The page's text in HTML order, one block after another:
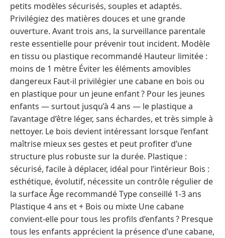
petits modèles sécurisés, souples et adaptés.
Privilégiez des matières douces et une grande
ouverture. Avant trois ans, la surveillance parentale
reste essentielle pour prévenir tout incident. Modèle
en tissu ou plastique recommandé Hauteur limitée :
moins de 1 mètre Éviter les éléments amovibles
dangereux Faut-il privilégier une cabane en bois ou
en plastique pour un jeune enfant ? Pour les jeunes
enfants — surtout jusqu’à 4 ans — le plastique a
l’avantage d’être léger, sans échardes, et très simple à
nettoyer. Le bois devient intéressant lorsque l’enfant
maîtrise mieux ses gestes et peut profiter d’une
structure plus robuste sur la durée. Plastique :
sécurisé, facile à déplacer, idéal pour l’intérieur Bois :
esthétique, évolutif, nécessite un contrôle régulier de
la surface Âge recommandé Type conseillé 1-3 ans
Plastique 4 ans et + Bois ou mixte Une cabane
convient-elle pour tous les profils d’enfants ? Presque
tous les enfants apprécient la présence d’une cabane,